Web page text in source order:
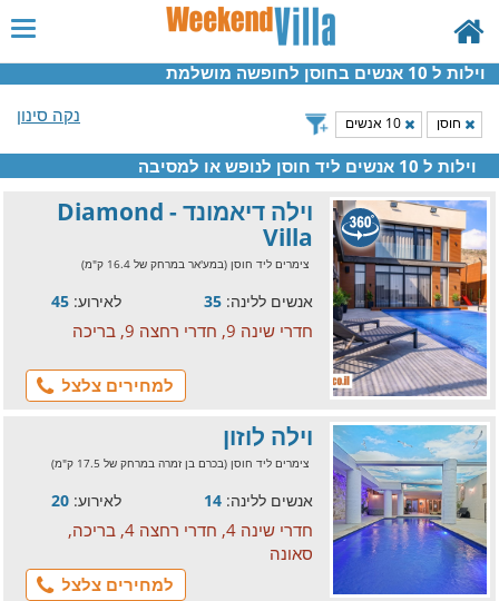
וילות ל 10 אנשים בחוסן לחופשה מושלמת
נקה סינון
חוסן 10 אנשים
וילות ל 10 אנשים ליד חוסן לנופש או למסיבה
וילה דיאמונד - Diamond
Villa
צימרים ליד חוסן (במע'אר במרחק של 16.4 ק"מ)
אנשים ללינה: 35 לאירוע: 45
חדרי שינה 9, חדרי רחצה 9, בריכה
למחירים צלצל
וילה לוזון
צימרים ליד חוסן (בכרם בן זמרה במרחק של 17.5 ק"מ)
אנשים ללינה: 14 לאירוע: 20
חדרי שינה 4, חדרי רחצה 4, בריכה,
סאונה
למחירים צלצל